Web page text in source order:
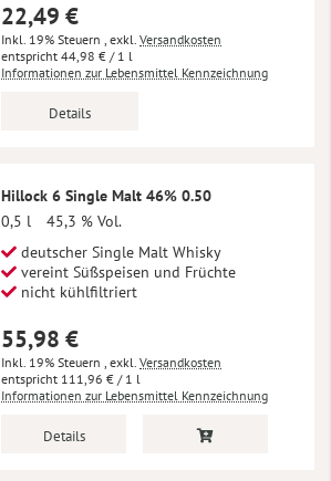
22,49 €
Inkl. 19% Steuern , exkl. Versandkosten
44,98 € / 1 l
Informationen zur Lebensmittel Kennzeichnung
Details
Hillock 6 Single Malt 46% 0.50
0,5 l
45,3 % Vol.
deutscher Single Malt Whisky
vereint Süßspeisen und Früchte
nicht kühlfiltriert
55,98 €
Inkl. 19% Steuern , exkl. Versandkosten
111,96 € / 1 l
Informationen zur Lebensmittel Kennzeichnung
Details